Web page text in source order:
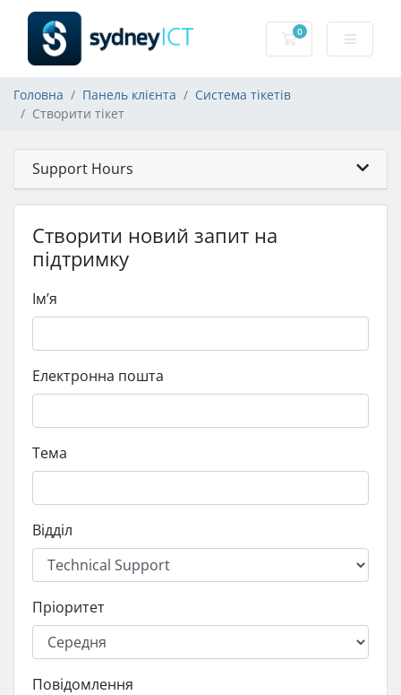
0
Кошик
Головна Панель клієнта
Система тікетів
Створити тікет
Support Hours
Створити новий запит на
підтримку
Ім’я
Електронна пошта
Тема
Відділ
Пріоритет
Повідомлення